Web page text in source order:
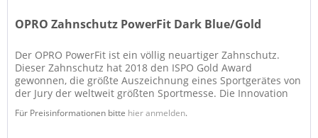
OPRO Zahnschutz PowerFit Dark Blue/Gold
Der OPRO PowerFit ist ein völlig neuartiger Zahnschutz.
Dieser Zahnschutz hat 2018 den ISPO Gold Award
gewonnen, die größte Auszeichnung eines Sportgerätes von
der Jury der weltweit größten Sportmesse. Die Innovation
Für Preisinformationen bitte hier anmelden.